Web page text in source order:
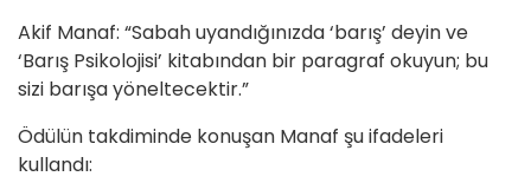
Akif Manaf: “Sabah uyandığınızda ‘barış’ deyin ve
‘Barış Psikolojisi’ kitabından bir paragraf okuyun; bu
sizi barışa yöneltecektir.”
Ödülün takdiminde konuşan Manaf şu ifadeleri
kullandı: